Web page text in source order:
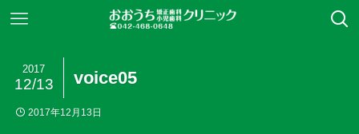
voice05
2017
12/13
2017年12月13日